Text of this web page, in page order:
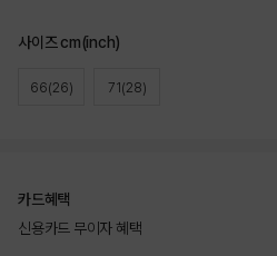
사이즈 cm(inch)
66(26) 71(28)
카드혜택
신용카드 무이자 혜택